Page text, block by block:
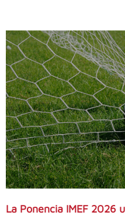
La Ponencia IMEF 2026